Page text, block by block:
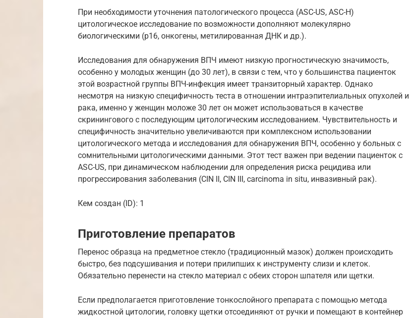
При необходимости уточнения патологического процесса (ASC-US, ASC-H)
цитологическое исследование по возможности дополняют молекулярно
биологическими (p16, онкогены, метилированная ДНК и др.).
Исследования для обнаружения ВПЧ имеют низкую прогностическую значимость,
особенно у молодых женщин (до 30 лет), в связи с тем, что у большинства пациенток
этой возрастной группы ВПЧ-инфекция имеет транзиторный характер. Однако
несмотря на низкую специфичность теста в отношении интраэпителиальных опухолей и
рака, именно у женщин моложе 30 лет он может использоваться в качестве
скринингового с последующим цитологическим исследованием. Чувствительность и
специфичность значительно увеличиваются при комплексном использовании
цитологического метода и исследования для обнаружения ВПЧ, особенно у больных с
сомнительными цитологическими данными. Этот тест важен при ведении пациенток с
ASC-US, при динамическом наблюдении для определения риска рецидива или
прогрессирования заболевания (CIN II, СIN III, carcinoma in situ, инвазивный рак).
Кем создан (ID): 1
Приготовление препаратов
Перенос образца на предметное стекло (традиционный мазок) должен происходить
быстро, без подсушивания и потери прилипших к инструменту слизи и клеток.
Обязательно перенести на стекло материал с обеих сторон шпателя или щетки.
Если предполагается приготовление тонкослойного препарата с помощью метода
жидкостной цитологии, головку щетки отсоединяют от ручки и помещают в контейнер